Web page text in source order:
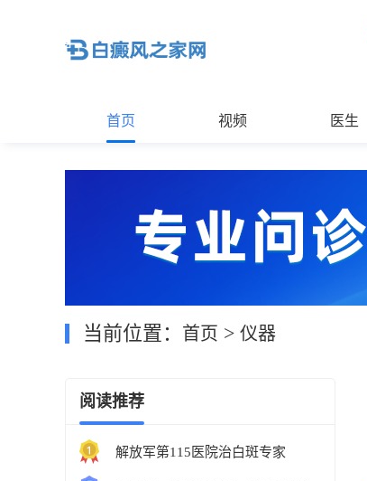
首页 视频 医生
当前位置： 首页 > 仪器
阅读推荐
解放军第115医院治白斑专家